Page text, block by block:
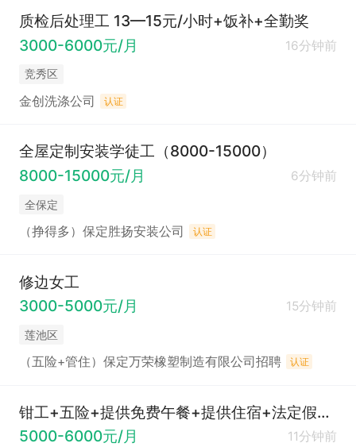
质检后处理工 13—15元/小时+饭补+全勤奖
3000-6000元/月
16分钟前
竞秀区
金创洗涤公司 认证
全屋定制安装学徒工（8000-15000）
8000-15000元/月
6分钟前
全保定
（挣得多）保定胜扬安装公司 认证
修边女工
3000-5000元/月
15分钟前
莲池区
（五险+管住）保定万荣橡塑制造有限公司招聘 认证
钳工+五险+提供免费午餐+提供住宿+法定假全休
5000-6000元/月
11分钟前